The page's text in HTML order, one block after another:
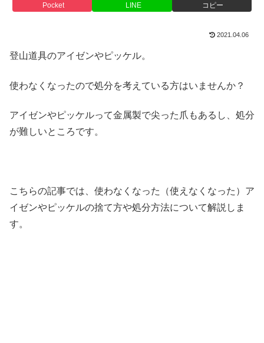
Pocket LINE コピー
2021.04.06
登山道具のアイゼンやピッケル。
使わなくなったので処分を考えている方はいませんか？
アイゼンやピッケルって金属製で尖った爪もあるし、処分
が難しいところです。
こちらの記事では、使わなくなった（使えなくなった）ア
イゼンやピッケルの捨て方や処分方法について解説しま
す。